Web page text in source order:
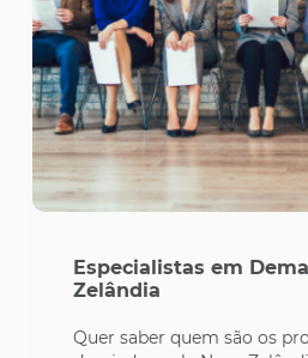
Especialistas em
Zelândia
Quer saber quem são os